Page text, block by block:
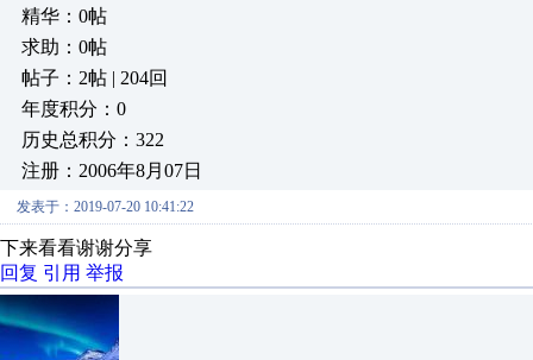
精华：0帖
求助：0帖
帖子：2帖 | 204回
年度积分：0
历史总积分：322
注册：2006年8月07日
发表于：2019-07-20 10:41:22
下来看看谢谢分享
回复 引用 举报